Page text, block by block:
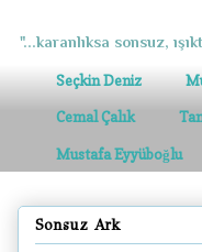
"...karanlıksa sonsuz,
Seçkin Deniz
Cemal Çalık
Mustafa Eyyüboğlu
Sonsuz Ark